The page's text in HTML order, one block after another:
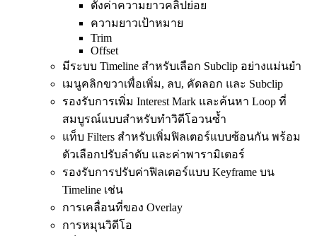
ตั้งค่าความยาวคลิปย่อย
ความยาวเป้าหมาย
Trim
Offset
มีระบบ Timeline สำหรับเลือก Subclip อย่างแม่นยำ
เมนูคลิกขวาเพื่อเพิ่ม, ลบ, คัดลอก และ Subclip
รองรับการเพิ่ม Interest Mark และค้นหา Loop ที่
สมบูรณ์แบบสำหรับทำวิดีโอวนซ้ำ
แท็บ Filters สำหรับเพิ่มฟิลเตอร์แบบซ้อนกัน พร้อม
ตัวเลือกปรับลำดับ และค่าพารามิเตอร์
รองรับการปรับค่าฟิลเตอร์แบบ Keyframe บน
Timeline เช่น
การเคลื่อนที่ของ Overlay
การหมุนวิดีโอ